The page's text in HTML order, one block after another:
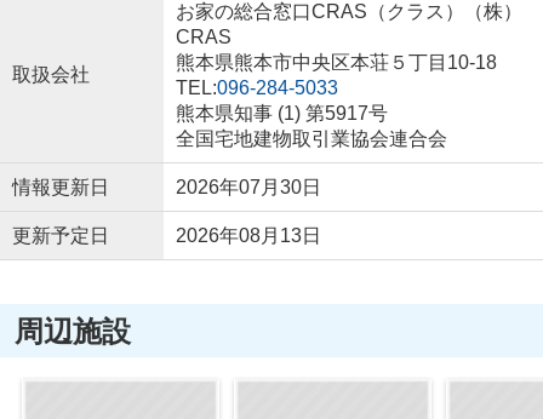
取扱会社
お家の総合窓口CRAS（クラス）（株）
CRAS
熊本県熊本市中央区本荘５丁目10-18
TEL:096-284-5033
熊本県知事 (1) 第5917号
全国宅地建物取引業協会連合会
情報更新日 2026年07月30日
更新予定日 2026年08月13日
周辺施設